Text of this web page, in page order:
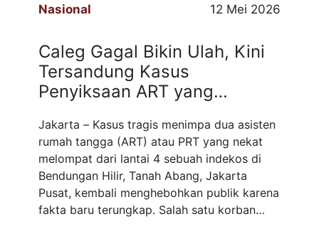
Nasional 12 Mei 2026
Caleg Gagal Bikin Ulah, Kini
Tersandung Kasus
Penyiksaan ART yang
Jakarta – Kasus tragis menimpa dua asisten
rumah tangga (ART) atau PRT yang nekat
melompat dari lantai 4 sebuah indekos di
Bendungan Hilir, Tanah Abang, Jakarta
Pusat, kembali menghebohkan publik karena
fakta baru terungkap. Salah satu korban